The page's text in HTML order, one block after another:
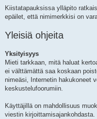
Kiistatapauksissa ylläpito
epäilet, että nimimerkkisi on
Yleisiä ohjeita
Yksityisyys
Mieti tarkkaan, mitä haluat
ei välttämättä saa koskaan
nimeäsi, Internetin hakukoneet
keskustelufoorumiin.
Käyttäjillä on mahdollisuus
viestin kirjoittamisajankohdasta.